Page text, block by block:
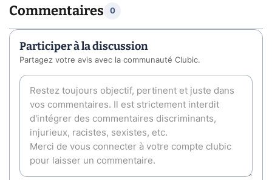
Commentaires 0
Participer à la discussion
Partagez votre avis avec la communauté Clubic.